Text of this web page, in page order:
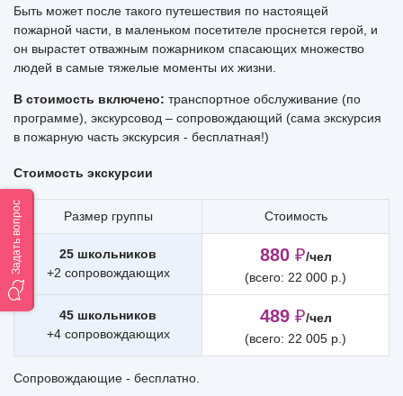
Быть может после такого путешествия по настоящей
пожарной части, в маленьком посетителе проснется герой, и
он вырастет отважным пожарником спасающих множество
людей в самые тяжелые моменты их жизни.
В стоимость включено: транспортное обслуживание (по
программе), экскурсовод – сопровождающий (сама экскурсия
в пожарную часть экскурсия - бесплатная!)
Стоимость экскурсии
Размер группы Стоимость
25 школьников
+2 сопровождающих
880 ₽/чел
(всего: 22 000 р.)
45 школьников
+4 сопровождающих
489 ₽/чел
(всего: 22 005 р.)
Сопровождающие - бесплатно.
Задать вопрос